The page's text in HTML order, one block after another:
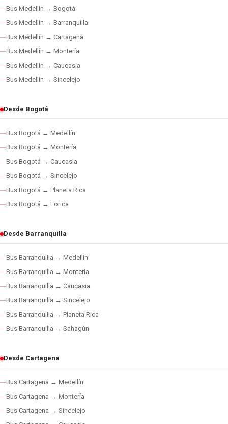
Bus Medellín → Bogotá
Bus Medellín → Barranquilla
Bus Medellín → Cartagena
Bus Medellín → Montería
Bus Medellín → Caucasia
Bus Medellín → Sincelejo
Desde Bogotá
Bus Bogotá → Medellín
Bus Bogotá → Montería
Bus Bogotá → Caucasia
Bus Bogotá → Sincelejo
Bus Bogotá → Planeta Rica
Bus Bogotá → Lorica
Desde Barranquilla
Bus Barranquilla → Medellín
Bus Barranquilla → Montería
Bus Barranquilla → Caucasia
Bus Barranquilla → Sincelejo
Bus Barranquilla → Planeta Rica
Bus Barranquilla → Sahagún
Desde Cartagena
Bus Cartagena → Medellín
Bus Cartagena → Montería
Bus Cartagena → Sincelejo